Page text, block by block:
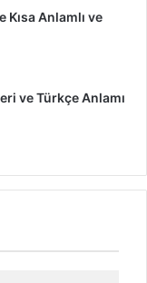
Anlamlı ve
ve Türkçe Anlamı